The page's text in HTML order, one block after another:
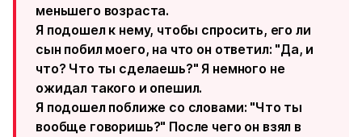
меньшего возраста.
Я подошел к нему, чтобы спросить, его ли
сын побил моего, на что он ответил: "Да, и
что? Что ты сделаешь?" Я немного не
ожидал такого и опешил.
Я подошел поближе со словами: "Что ты
вообще говоришь?" После чего он взял в